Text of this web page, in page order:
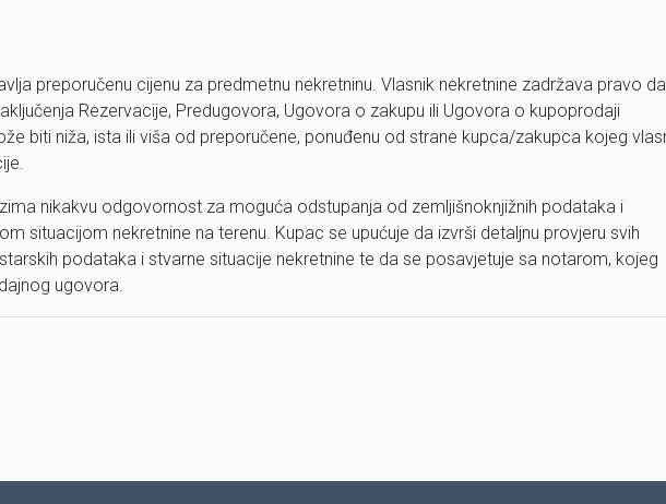
preporučenu cijenu za predmetnu nekretninu. Vlasnik nekretnine zadržava pravo
Rezervacije, Predugovora, Ugovora o zakupu ili Ugovora o kupoprodaji
biti niža, ista ili viša od preporučene, ponuđenu od strane kupca/zakupca kojeg
nikakvu odgovornost za moguća odstupanja od zemljišnoknjižnih podataka i
situacijom nekretnine na terenu. Kupac se upućuje da izvrši detaljnu provjeru svih
podataka i stvarne situacije nekretnine te da se posavjetuje sa notarom, kojeg
ugovora.